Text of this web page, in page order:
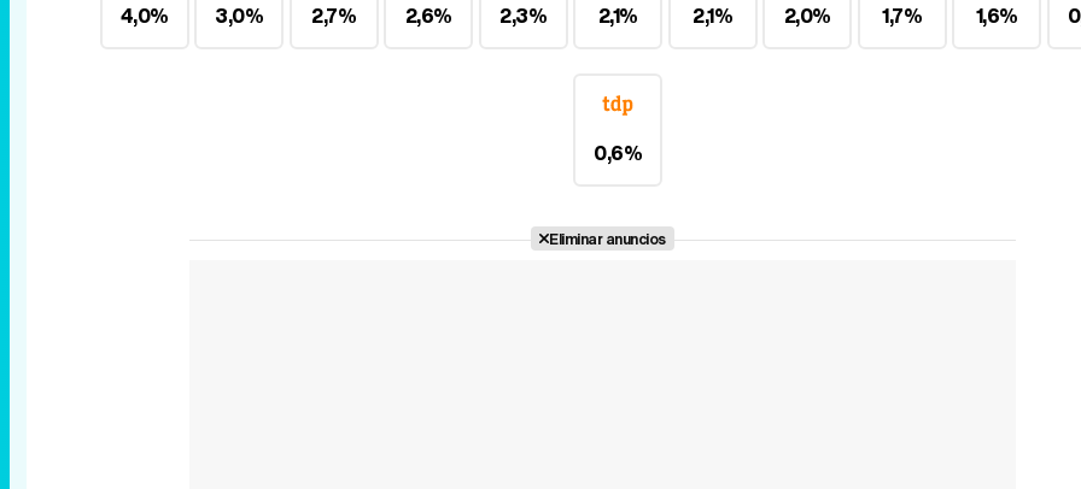
4,0% 3,0% 2,7% 2,6% 2,3% 2,1% 2,1% 2,0% 1,7% 1,6%
0,6%
Eliminar anuncios